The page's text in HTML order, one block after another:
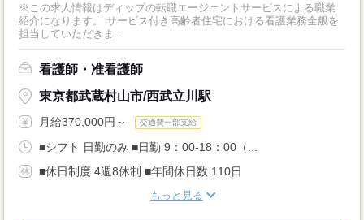
※この求人情報はディップの転職エージェントサービスによる職業
紹介になります。 サービス付き高齢者住宅における看護業務全般を
担当していただきま...
看護師・准看護師
東京都武蔵村山市/西武立川駅
月給370,000円～ 交通費一部支給
■シフト 日勤のみ ■日勤 9：00-18：00（...
■休日制度 4週8休制 ■年間休日数 110日
もっと見る